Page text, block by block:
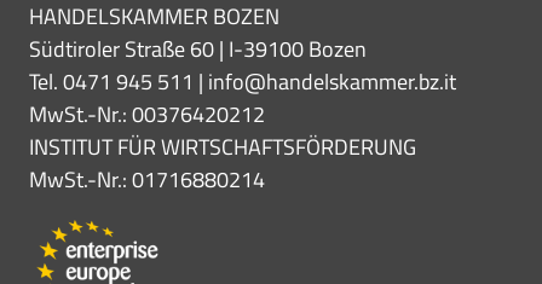
HANDELSKAMMER BOZEN
Südtiroler Straße 60 | I-39100 Bozen
Tel. 0471 945 511 | info@handelskammer.bz.it
MwSt.-Nr.: 00376420212
INSTITUT FÜR WIRTSCHAFTSFÖRDERUNG
MwSt.-Nr.: 01716880214